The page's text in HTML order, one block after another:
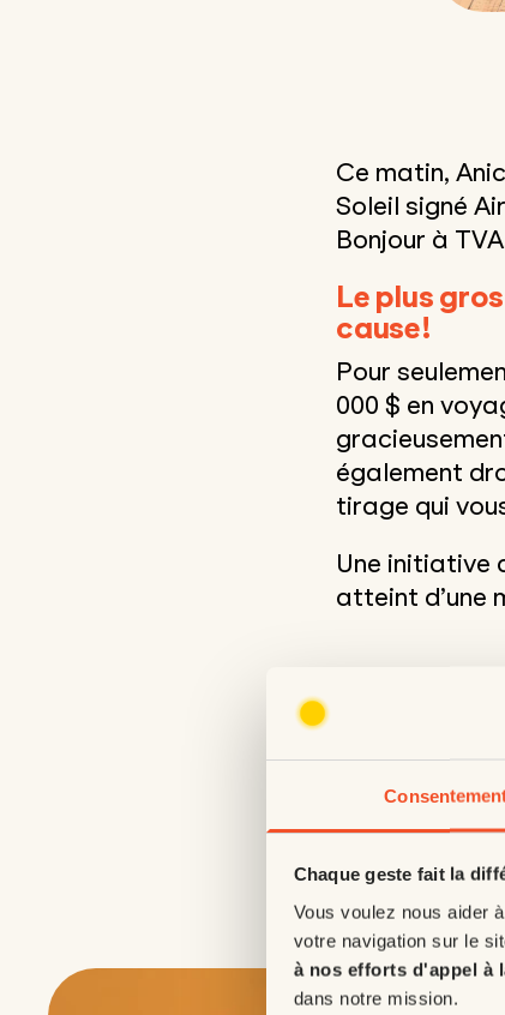
Chaque geste fait la
Vous voulez nous aider
votre navigation sur le
à nos efforts d'appel à
dans notre mission.
Ce matin,
Soleil signé
Bonjour à
Le plus
cause!
Pour
000 $ en
également
tirage qui
Une initiative
atteint d’une